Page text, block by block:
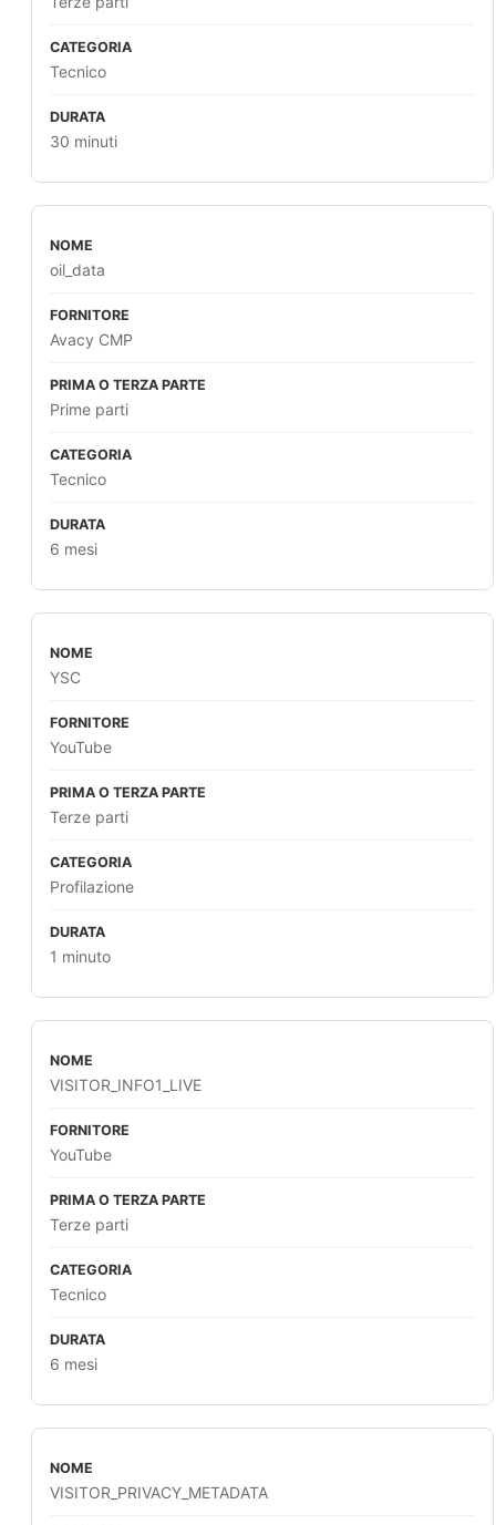
Tecnico
30 minuti
oil_data
Avacy CMP
Prime parti
Tecnico
6 mesi
YSC
YouTube
Terze parti
Profilazione
1 minuto
VISITOR_INFO1_LIVE
YouTube
Terze parti
Tecnico
6 mesi
VISITOR_PRIVACY_METADATA